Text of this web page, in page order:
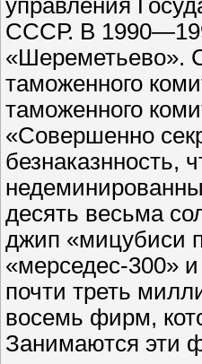
управления
СССР. В
«Шереметьево». С
таможенного
таможенного
«Совершенно
безнаказнность,
десять весьма
джип «мицубиси
«мерседес-300»
почти треть
восемь фирм,
Занимаются эти